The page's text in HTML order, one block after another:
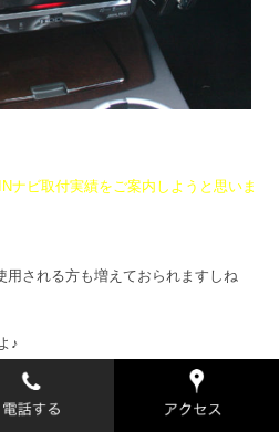
ビ取付実績をご案内しようと思いま
される方も増えておられますしね
♪
ご相談をうける内容で、一番多いのは